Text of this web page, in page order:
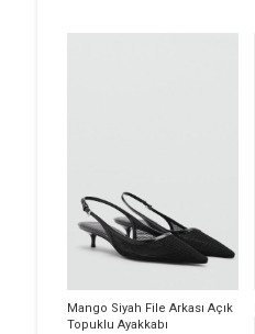
Mango Siyah File Arkası Açık
Topuklu Ayakkabı